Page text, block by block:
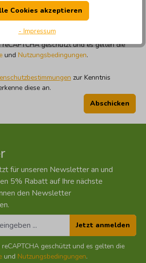
markierten Felder sind Pflichtfelder.
geschützt und es gelten die
und Nutzungsbedingungen.
zur Kenntnis
diese an.
Abschicken
für unseren Newsletter an und
5% Rabatt auf Ihre nächste
den Newsletter
geschützt und es gelten die
und Nutzungsbedingungen.
Jetzt anmelden
Cookies akzeptieren
- Impressum